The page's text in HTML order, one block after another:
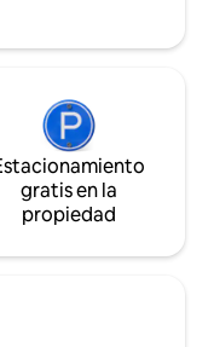
gratis en la
propiedad